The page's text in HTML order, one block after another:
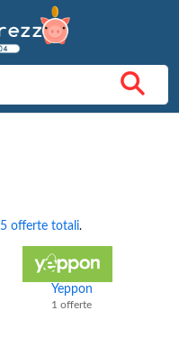
offerte totali.
Yeppon
1 offerte